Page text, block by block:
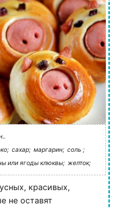
сахар; маргарин; соль ;
или ягоды клюквы; желток;
красивых,
не оставят